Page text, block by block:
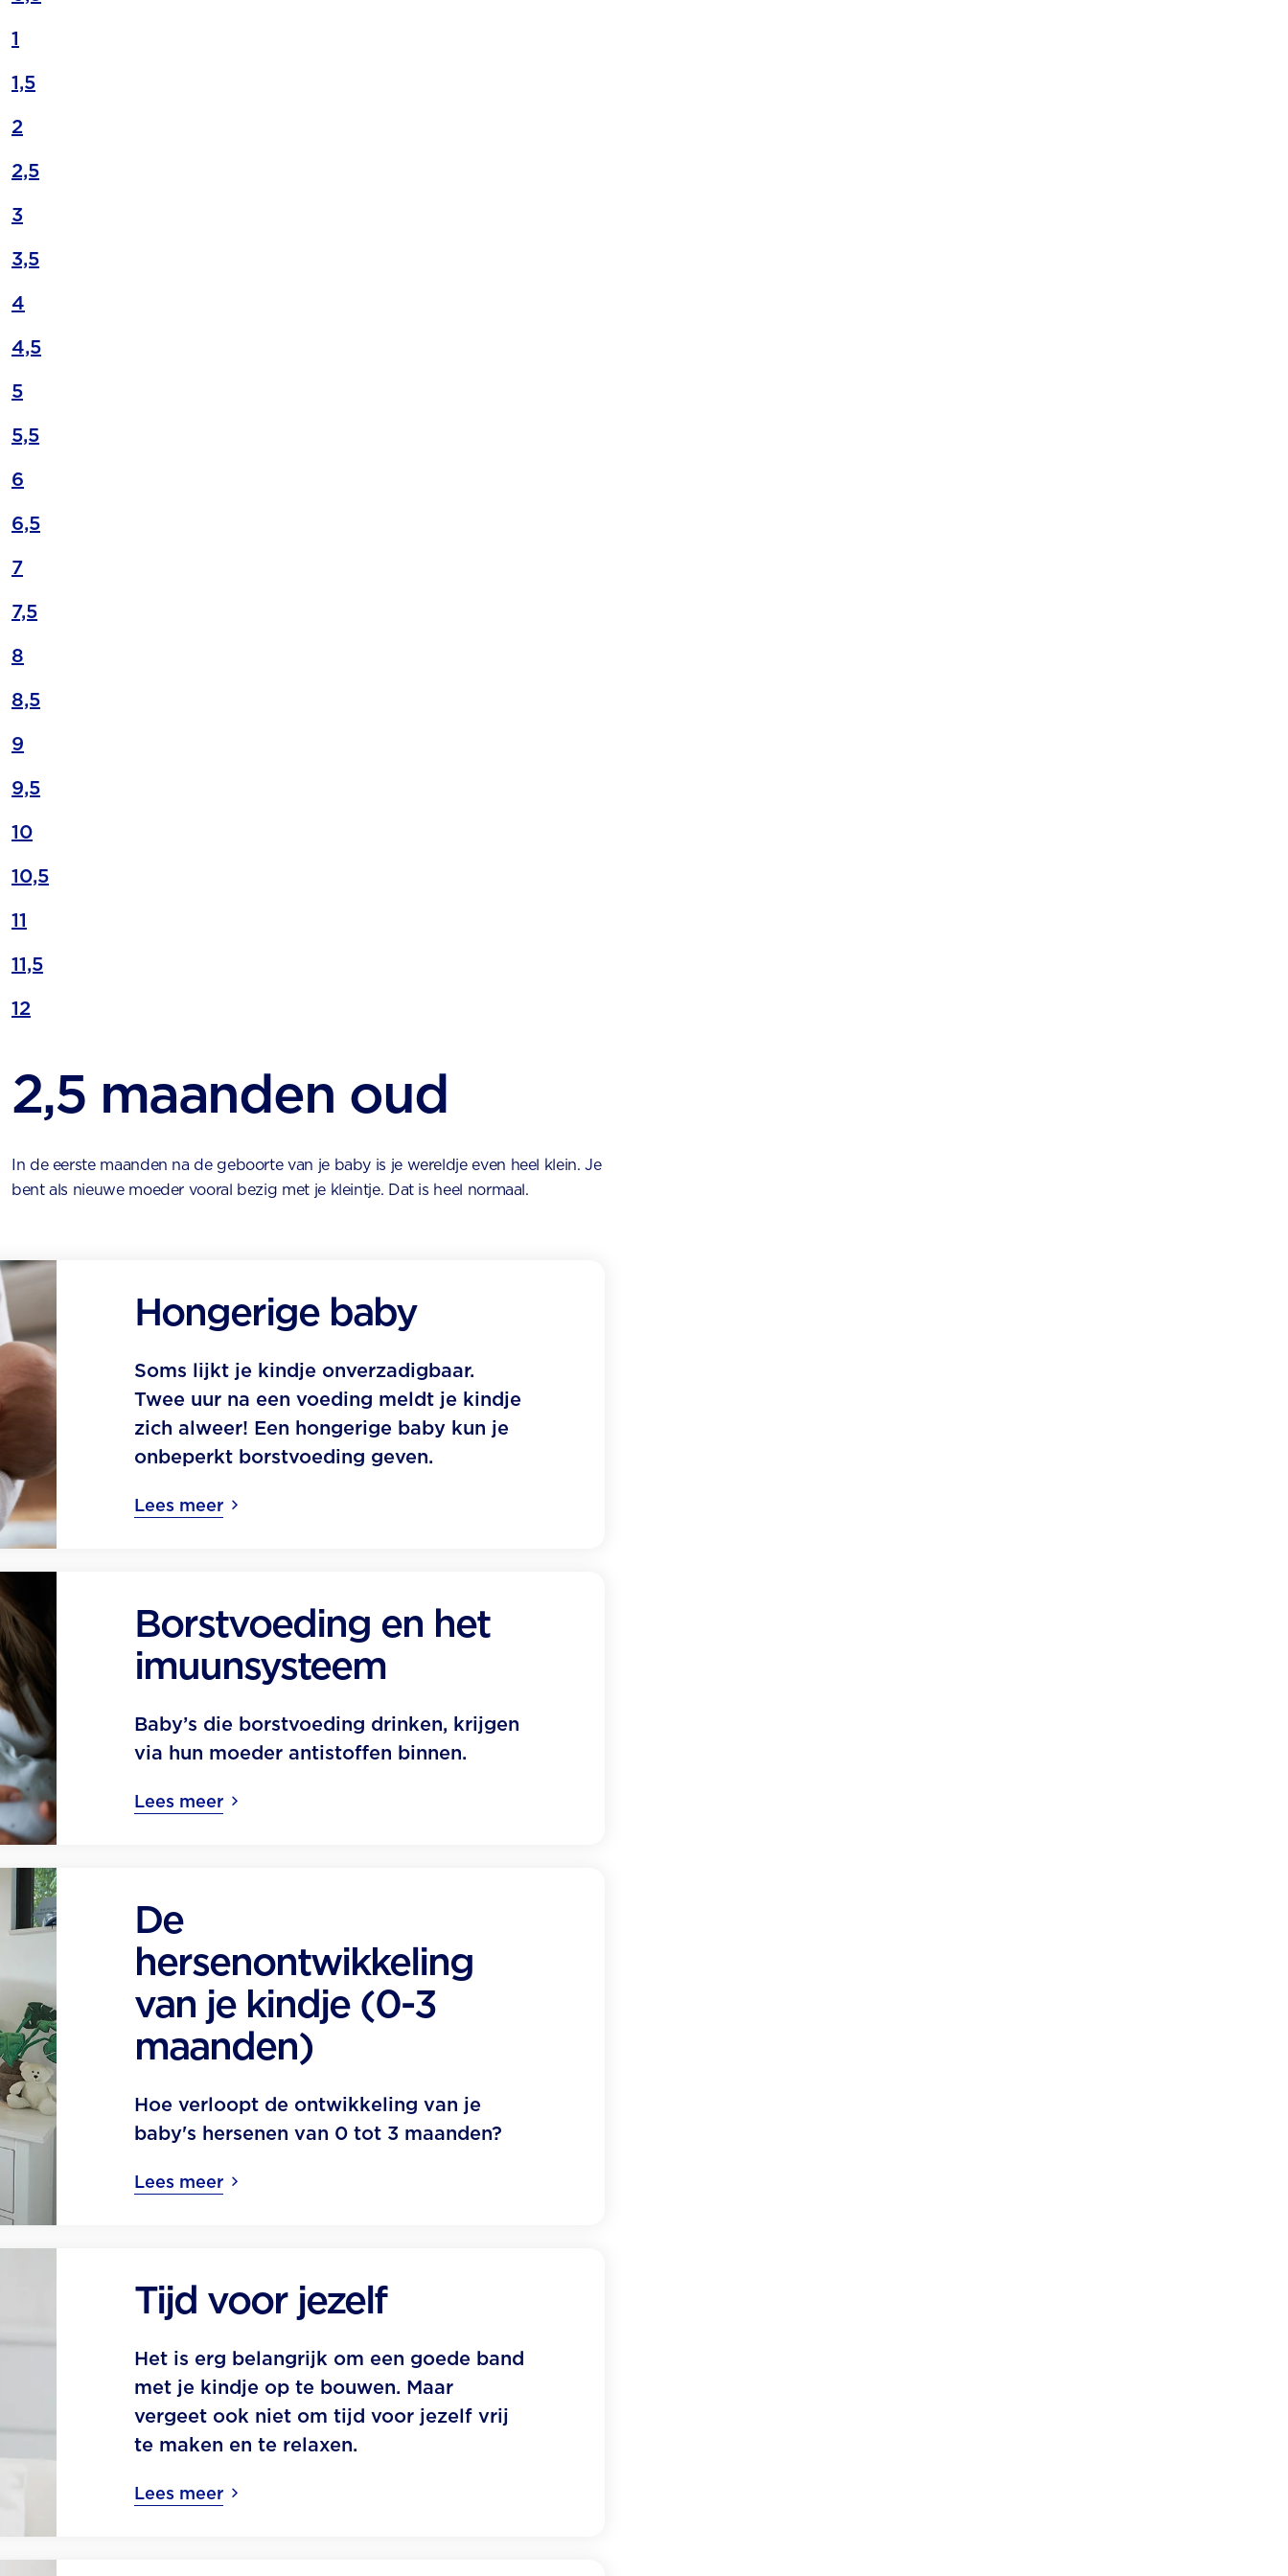
1
1,5
2
2,5
3
3,5
4
4,5
5
5,5
6
6,5
7
7,5
8
8,5
9
9,5
10
10,5
11
11,5
12
2,5 maanden oud
In de eerste maanden na de geboorte van je baby is je wereldje even heel klein. Je
bent als nieuwe moeder vooral bezig met je kleintje. Dat is heel normaal.
Hongerige baby
Soms lijkt je kindje onverzadigbaar.
Twee uur na een voeding meldt je kindje
zich alweer! Een hongerige baby kun je
onbeperkt borstvoeding geven.
Lees meer
Borstvoeding en het
imuunsysteem
Baby’s die borstvoeding drinken, krijgen
via hun moeder antistoffen binnen.
Lees meer
De
hersenontwikkeling
van je kindje (0-3
maanden)
Hoe verloopt de ontwikkeling van je
baby's hersenen van 0 tot 3 maanden?
Lees meer
Tijd voor jezelf
Het is erg belangrijk om een goede band
met je kindje op te bouwen. Maar
vergeet ook niet om tijd voor jezelf vrij
te maken en te relaxen.
Lees meer